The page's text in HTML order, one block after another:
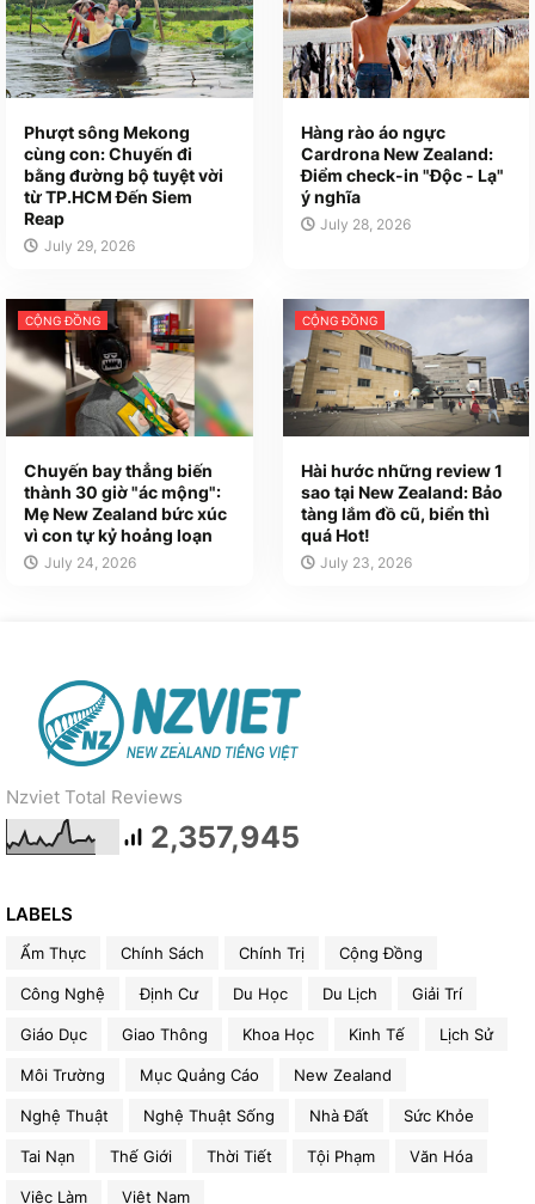
Phượt sông Mekong
cùng con: Chuyến đi
bằng đường bộ tuyệt vời
từ TP.HCM Đến Siem
Reap
July 29, 2026
Hàng rào áo ngực
Cardrona New Zealand:
Điểm check-in "Độc - Lạ"
ý nghĩa
July 28, 2026
CỘNG ĐỒNG
Chuyến bay thẳng biến
thành 30 giờ "ác mộng":
Mẹ New Zealand bức xúc
vì con tự kỷ hoảng loạn
July 24, 2026
CỘNG ĐỒNG
Hài hước những review 1
sao tại New Zealand: Bảo
tàng lắm đồ cũ, biển thì
quá Hot!
July 23, 2026
Nzviet Total Reviews
2,357,945
LABELS
Ẩm Thực Chính Sách Chính Trị Cộng Đồng
Công Nghệ Định Cư Du Học Du Lịch Giải Trí
Giáo Dục Giao Thông Khoa Học Kinh Tế Lịch Sử
Môi Trường Mục Quảng Cáo New Zealand
Nghệ Thuật Nghệ Thuật Sống Nhà Đất Sức Khỏe
Tai Nạn Thế Giới Thời Tiết Tội Phạm Văn Hóa
Việc Làm Việt Nam